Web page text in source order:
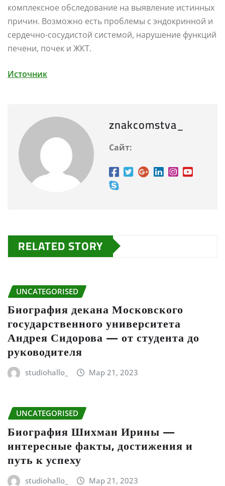
комплексное обследование на выявление истинных
причин. Возможно есть проблемы с эндокринной и
сердечно-сосудистой системой, нарушение функций
печени, почек и ЖКТ.
Источник
znakcomstva_
Сайт:
RELATED STORY
UNCATEGORISED
Биография декана Московского
государственного университета
Андрея Сидорова — от студента до
руководителя
studiohallo_ Мар 21, 2023
UNCATEGORISED
Биография Шихман Ирины —
интересные факты, достижения и
путь к успеху
studiohallo_ Мар 21, 2023